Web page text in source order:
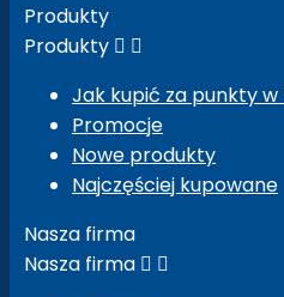
Produkty
Produkty  
Jak kupić za punkty
Promocje
Nowe produkty
Najczęściej kupowane
Nasza firma
Nasza firma  